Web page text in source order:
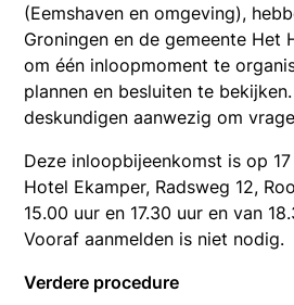
(Eemshaven en omgeving),
Groningen en de gemeente Het
om één inloopmoment te
plannen en besluiten te
deskundigen aanwezig om
Deze inloopbijeenkomst is op
Hotel Ekamper, Radsweg 12,
15.00 uur en 17.30 uur en van
Vooraf aanmelden is niet nodig.
Verdere procedure